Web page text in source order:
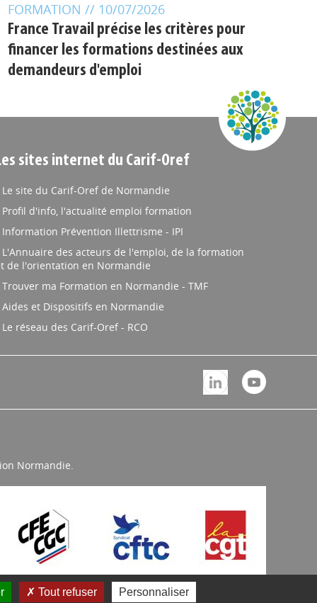
FORMATION// 10/07/2026
France Travail précise les critères pour
financer les formations destinées aux
demandeurs d'emploi
L'Annuaire des acteurs de l'emploi, de la formation
Tout refuser Personnaliser